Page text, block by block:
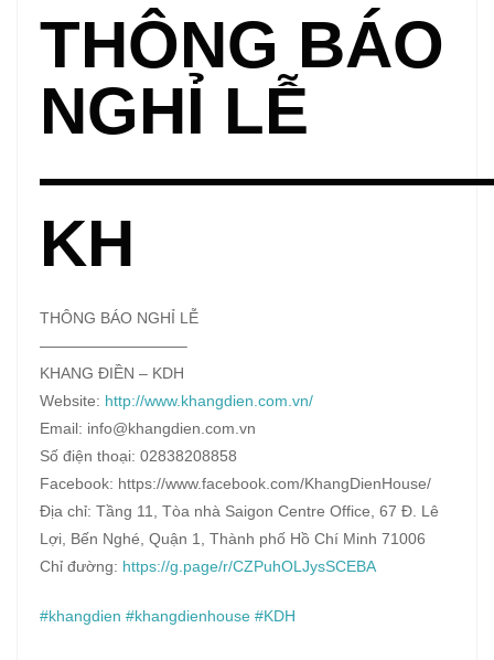
THÔNG BÁO
NGHỈ LỄ
KH
THÔNG BÁO NGHỈ LỄ
—————————–
KHANG ĐIỀN – KDH
Website: http://www.khangdien.com.vn/
Email: info@khangdien.com.vn
Số điện thoại: 02838208858
Facebook: https://www.facebook.com/KhangDienHouse/
Địa chỉ: Tầng 11, Tòa nhà Saigon Centre Office, 67 Đ. Lê
Lợi, Bến Nghé, Quận 1, Thành phố Hồ Chí Minh 71006
Chỉ đường: https://g.page/r/CZPuhOLJysSCEBA
#khangdien #khangdienhouse #KDH